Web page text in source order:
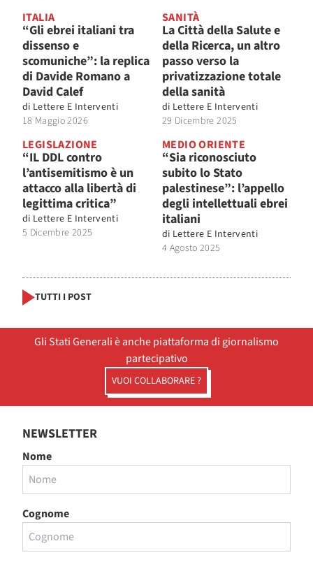
ITALIA
“Gli ebrei italiani tra
dissenso e
scomuniche”: la replica
di Davide Romano a
David Calef
di Lettere E Interventi
18 Maggio 2026
SANITÀ
La Città della Salute e
della Ricerca, un altro
passo verso la
privatizzazione totale
della sanità
di Lettere E Interventi
29 Dicembre 2025
LEGISLAZIONE
“IL DDL contro
l’antisemitismo è un
attacco alla libertà di
legittima critica”
di Lettere E Interventi
5 Dicembre 2025
MEDIO ORIENTE
“Sia riconosciuto
subito lo Stato
palestinese”: l’appello
degli intellettuali ebrei
italiani
di Lettere E Interventi
4 Agosto 2025
TUTTI I POST
Gli Stati Generali è anche piattaforma di giornalismo
partecipativo
VUOI COLLABORARE ?
NEWSLETTER
Nome
Cognome